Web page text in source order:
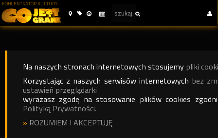
KONCENTRATOR KULTURY
Na naszych stronach internetowych stosujemy pliki
Korzystając z naszych serwisów internetowych bez
ustawień przeglądarki
wyrażasz zgodę na stosowanie plików cookies
Polityką Prywatności.
» ROZUMIEM I AKCEPTUJĘ